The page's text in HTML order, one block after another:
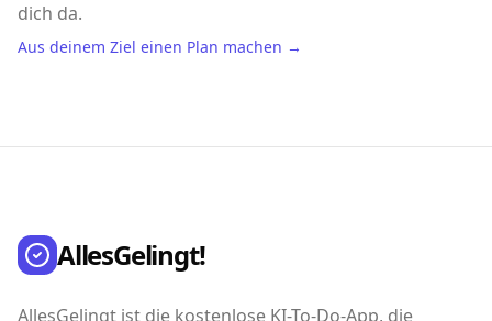
dich da.
Aus deinem Ziel einen Plan machen →
AllesGelingt!
AllesGelingt ist die kostenlose KI-To-Do-App, die